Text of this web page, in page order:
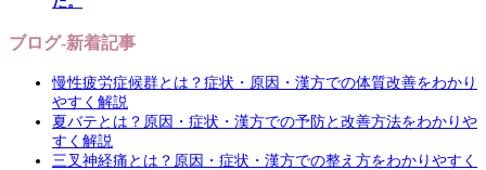
ブログ-新着記事
慢性疲労症候群とは？症状・原因・漢方での体質改善をわかり
やすく解説
夏バテとは？原因・症状・漢方での予防と改善方法をわかりや
すく解説
三叉神経痛とは？原因・症状・漢方での整え方をわかりやすく